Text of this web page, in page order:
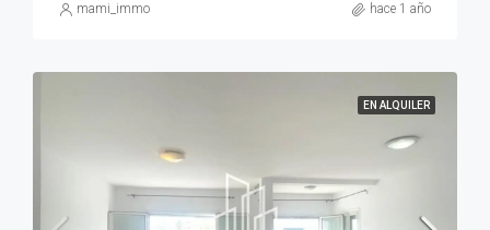
mami_immo hace 1 año
EN ALQUILER